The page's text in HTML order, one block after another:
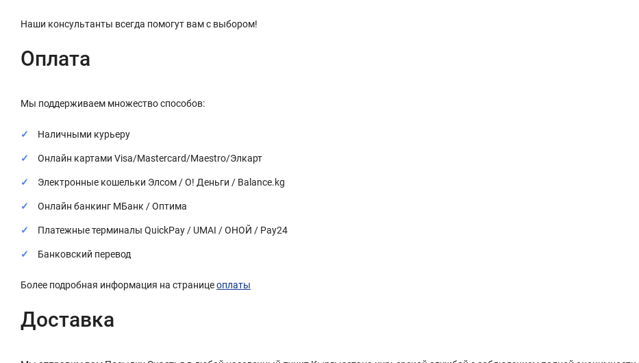
Наши консультанты всегда помогут вам с выбором!
Оплата
Мы поддерживаем множество способов:
Наличными курьеру
Онлайн картами Visa/Mastercard/Maestro/Элкарт
Электронные кошельки Элсом / О! Деньги / Balance.kg
Онлайн банкинг МБанк / Оптима
Платежные терминалы QuickPay / UMAI / ОНОЙ / Pay24
Банковский перевод
Более подробная информация на страницеоплаты
Доставка